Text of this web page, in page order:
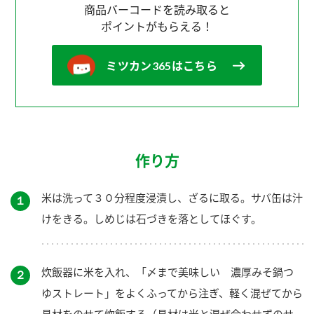
商品バーコードを読み取ると
ポイントがもらえる！
ミツカン365はこちら
作り方
１
米は洗って３０分程度浸漬し、ざるに取る。サバ缶は汁
けをきる。しめじは石づきを落としてほぐす。
２
炊飯器に米を入れ、「〆まで美味しい 濃厚みそ鍋つ
ゆストレート」をよくふってから注ぎ、軽く混ぜてから